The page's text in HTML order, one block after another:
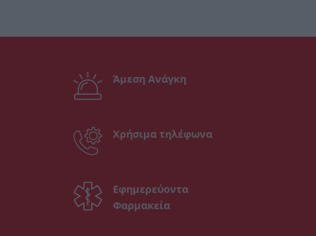
Άμεση Ανάγκη
Χρήσιμα τηλέφωνα
Εφημερεύοντα
Φαρμακεία